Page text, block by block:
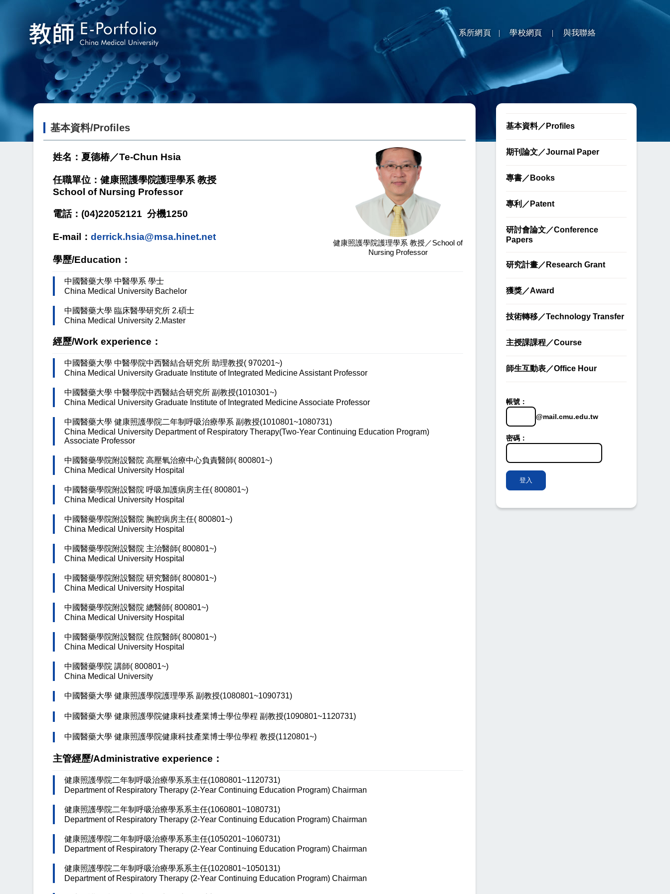
系所網頁 | 學校網頁 | 與我聯絡
教師Eportfolio
基本資料/Profiles
健康照護學院護理學系 教授／School of
Nursing Professor
姓名：夏德椿／Te-Chun Hsia
任職單位：健康照護學院護理學系 教授
School of Nursing Professor
電話：(04)22052121 分機1250
E-mail：derrick.hsia@msa.hinet.net
學歷/Education：
中國醫藥大學 中醫學系 學士
China Medical University Bachelor
中國醫藥大學 臨床醫學研究所 2.碩士
China Medical University 2.Master
經歷/Work experience：
中國醫藥大學 中醫學院中西醫結合研究所 助理教授( 970201~)
China Medical University Graduate Institute of Integrated Medicine Assistant Professor
中國醫藥大學 中醫學院中西醫結合研究所 副教授(1010301~)
China Medical University Graduate Institute of Integrated Medicine Associate Professor
中國醫藥大學 健康照護學院二年制呼吸治療學系 副教授(1010801~1080731)
China Medical University Department of Respiratory Therapy(Two-Year Continuing Education Program)
Associate Professor
中國醫藥學院附設醫院 高壓氧治療中心負責醫師( 800801~)
China Medical University Hospital
中國醫藥學院附設醫院 呼吸加護病房主任( 800801~)
China Medical University Hospital
中國醫藥學院附設醫院 胸腔病房主任( 800801~)
China Medical University Hospital
中國醫藥學院附設醫院 主治醫師( 800801~)
China Medical University Hospital
中國醫藥學院附設醫院 研究醫師( 800801~)
China Medical University Hospital
中國醫藥學院附設醫院 總醫師( 800801~)
China Medical University Hospital
中國醫藥學院附設醫院 住院醫師( 800801~)
China Medical University Hospital
中國醫藥學院 講師( 800801~)
China Medical University
中國醫藥大學 健康照護學院護理學系 副教授(1080801~1090731)
中國醫藥大學 健康照護學院健康科技產業博士學位學程 副教授(1090801~1120731)
中國醫藥大學 健康照護學院健康科技產業博士學位學程 教授(1120801~)
主管經歷/Administrative experience：
健康照護學院二年制呼吸治療學系系主任(1080801~1120731)
Department of Respiratory Therapy (2-Year Continuing Education Program) Chairman
健康照護學院二年制呼吸治療學系系主任(1060801~1080731)
Department of Respiratory Therapy (2-Year Continuing Education Program) Chairman
健康照護學院二年制呼吸治療學系系主任(1050201~1060731)
Department of Respiratory Therapy (2-Year Continuing Education Program) Chairman
健康照護學院二年制呼吸治療學系系主任(1020801~1050131)
Department of Respiratory Therapy (2-Year Continuing Education Program) Chairman
基本資料／Profiles
期刊論文／Journal Paper
專書／Books
專利／Patent
研討會論文／Conference
Papers
研究計畫／Research Grant
獲獎／Award
技術轉移／Technology Transfer
主授課課程／Course
師生互動表／Office Hour
帳號：
@mail.cmu.edu.tw
密碼：